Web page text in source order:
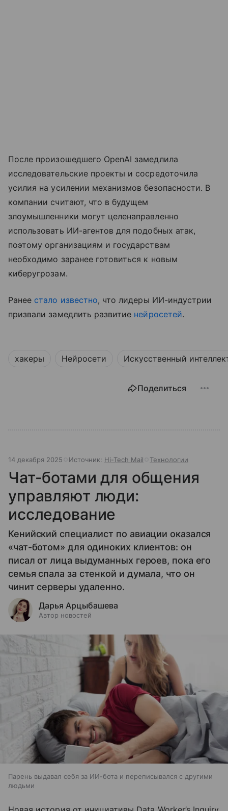
После произошедшего OpenAI замедлила
исследовательские проекты и сосредоточила
усилия на усилении механизмов безопасности. В
компании считают, что в будущем
злоумышленники могут целенаправленно
использовать ИИ-агентов для подобных атак,
поэтому организациям и государствам
необходимо заранее готовиться к новым
киберугрозам.
Ранее стало известно, что лидеры ИИ-индустрии
призвали замедлить развитие нейросетей.
хакеры Нейросети Искусственный
Поделиться
14 декабря 2025 Источник: Hi-Tech Mail Технологии
Чат-ботами для общения
управляют люди:
исследование
Кенийский специалист по авиации оказался
«чат-ботом» для одиноких клиентов: он
писал от лица выдуманных героев, пока его
семья спала за стенкой и думала, что он
чинит серверы удаленно.
Дарья Арцыбашева
Автор новостей
Парень выдавал себя за ИИ-бота и переписывался с другими
людьми